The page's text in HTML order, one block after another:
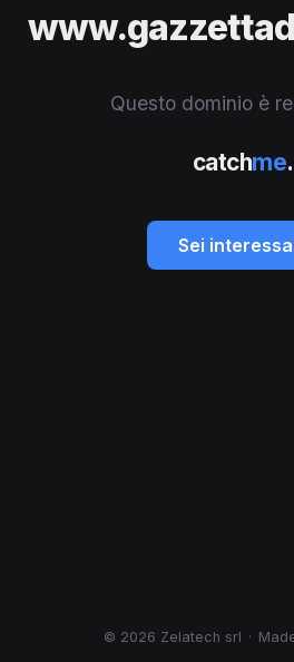
Questo dominio è
catchme
Sei
© 2026 Zelatech srl ·